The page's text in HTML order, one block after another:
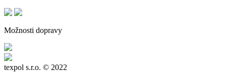
Možnosti dopravy
texpol s.r.o. © 2022